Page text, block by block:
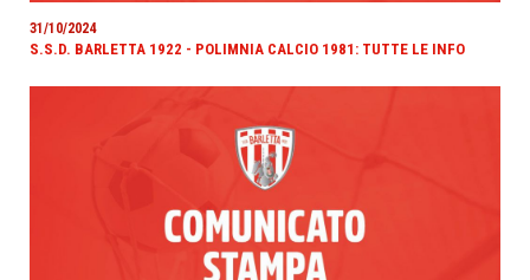
31/10/2024
S.S.D. BARLETTA 1922 - POLIMNIA CALCIO 1981: TUTTE LE INFO